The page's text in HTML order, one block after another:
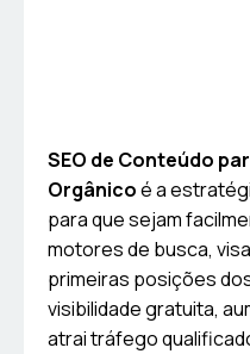
SEO de Conteúdo
Orgânicoé a
para que sejam
motores de busca,
primeiras posições
visibilidade gratuita,
atrai tráfego